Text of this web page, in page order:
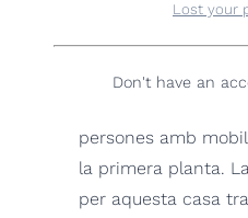
persones amb
la primera planta.
per aquesta casa
Lost your
Don't have an